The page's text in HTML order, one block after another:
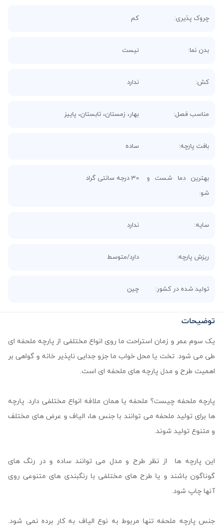
چروک پذیری: کم
بدن نما: نیست
کش: ندارد
مناسب فصل: بهار، زمستان، تابستان، پاییز
بافت پارچه: ساده
بهترین دما شست و
شو:
30 درجه سانتی گراد
سایه: ندارد
ریزش پارچه: دارد/متوسط
تولید شده در کشور: چین
توضیحات
یک سوم عمر و زمان استراحت ما روی انواع مختلفی از پارچه ملحفه ای
طی می شود. تخت یا محل خواب ما جزو جدایی ناپذیر خانه و گواهی بر
اهمیت طرح و مدل پارچه های ملحفه ای است.
پارچه ملحفه چیست؟ ملحفه یا همان ملافه انواع مختلفی دارد. پارچه
ها برای تولید ملحفه می توانند با جنس ها، الیاف و عرض های مختلف
و متنوع تولید شوند.
این پارچه ها از نظر طرح و مدل می توانند ساده و در رنگ های
گوناگون باشند و یا طرح های مختلفی با رنگبندی های متنوعی روی
آنها چاپ شود.
جنس پارچه ملحفه تنها مربوط به نوع الیاف به کار برده نمی شود.